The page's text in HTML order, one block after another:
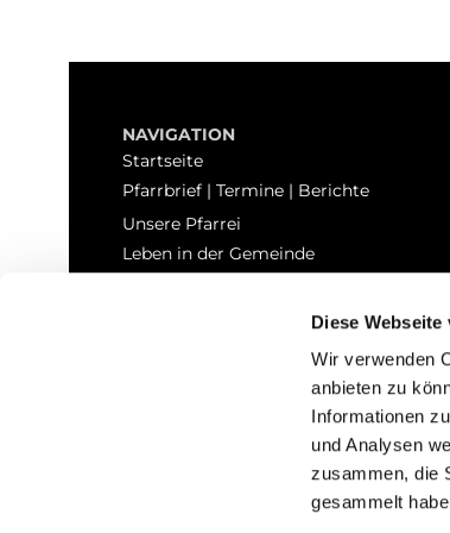
Diese
Wir verwenden
anbieten zu
Informationen
und Analysen
zusammen, die
gesammelt
NAVIGATION
Startseite
Pfarrbrief | Termine | Berichte
Unsere Pfarrei
Leben in der Gemeinde